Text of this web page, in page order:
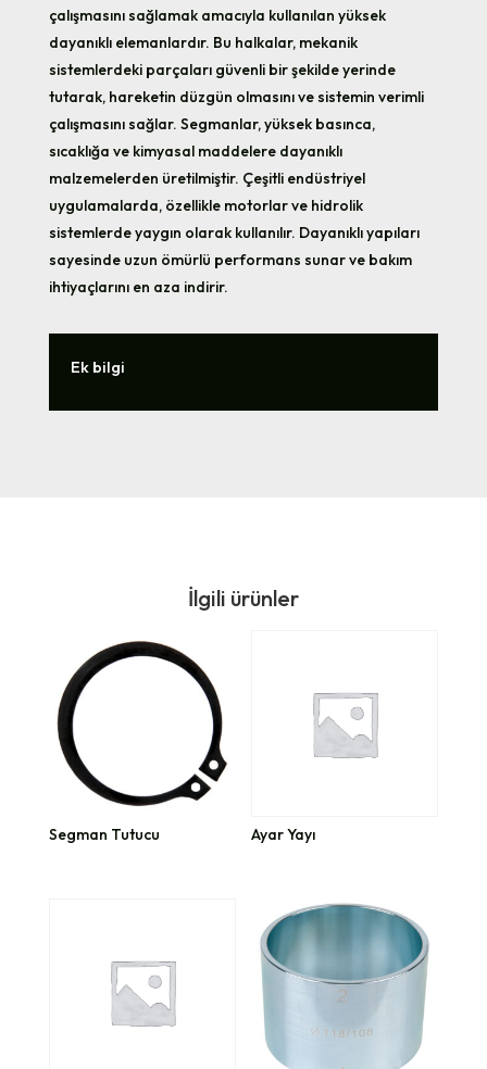
çalışmasını sağlamak amacıyla kullanılan yüksek
dayanıklı elemanlardır. Bu halkalar, mekanik
sistemlerdeki parçaları güvenli bir şekilde yerinde
tutarak, hareketin düzgün olmasını ve sistemin verimli
çalışmasını sağlar. Segmanlar, yüksek basınca,
sıcaklığa ve kimyasal maddelere dayanıklı
malzemelerden üretilmiştir. Çeşitli endüstriyel
uygulamalarda, özellikle motorlar ve hidrolik
sistemlerde yaygın olarak kullanılır. Dayanıklı yapıları
sayesinde uzun ömürlü performans sunar ve bakım
ihtiyaçlarını en aza indirir.
Ek bilgi
İlgili ürünler
Segman Tutucu Ayar Yayı